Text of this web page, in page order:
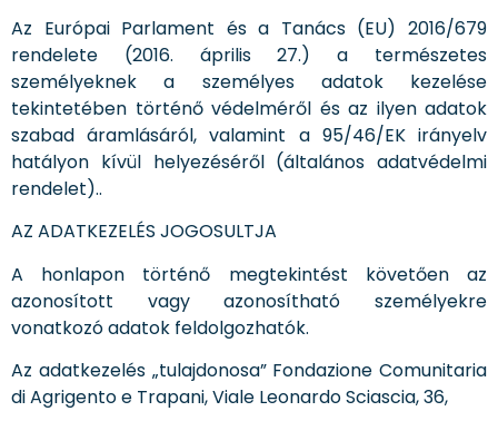
Az Európai Parlament és a Tanács (EU) 2016/679
rendelete (2016. április 27.) a természetes
személyeknek a személyes adatok kezelése
tekintetében történő védelméről és az ilyen adatok
szabad áramlásáról, valamint a 95/46/EK irányelv
hatályon kívül helyezéséről (általános adatvédelmi
rendelet)..
AZ ADATKEZELÉS JOGOSULTJA
A honlapon történő megtekintést követően az
azonosított vagy azonosítható személyekre
vonatkozó adatok feldolgozhatók.
Az adatkezelés „tulajdonosa” Fondazione Comunitaria
di Agrigento e Trapani, Viale Leonardo Sciascia, 36,